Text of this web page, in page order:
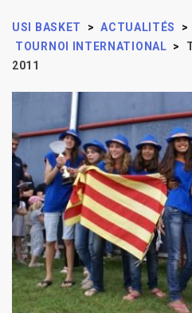
USI BASKET > ACTUALITÉS >
TOURNOI INTERNATIONAL >
2011